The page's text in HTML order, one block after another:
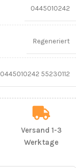
0445010242
Regeneriert
0445010242 55230112
Versand 1-3
Werktage